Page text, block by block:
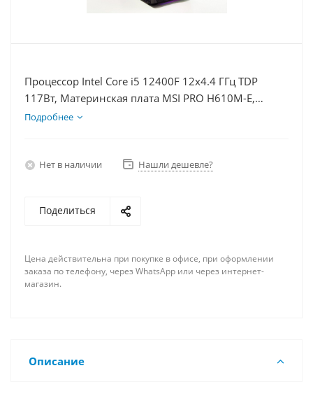
Процессор Intel Core i5 12400F 12x4.4 ГГц TDP
117Вт, Материнская плата MSI PRO H610M-E,
Видеокарта RTX 4060 8Гб, Память DDR4 64Gb,
Подробнее
Нет в наличии Нашли дешевле?
Поделиться
Цена действительна при покупке в офисе, при оформлении
заказа по телефону, через WhatsApp или через интернет-
магазин.
Описание